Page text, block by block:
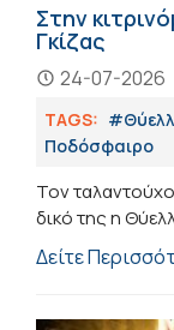
Στην
Γκίζας
24-07-2026
TAGS:
Ποδόσφαιρο
Τον
δικό της η
Δείτε